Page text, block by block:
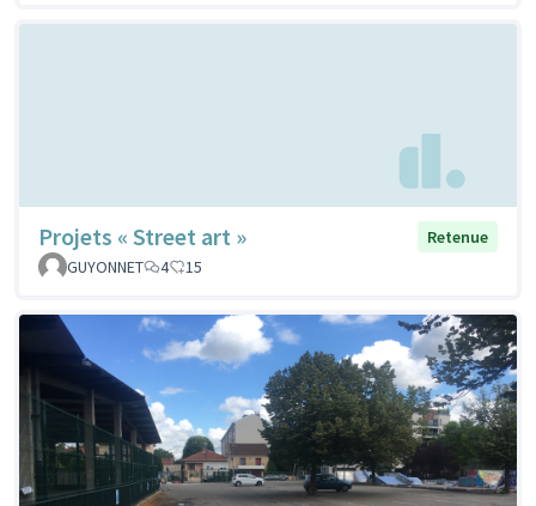
Projets « Street art »
Retenue
GUYONNET
4 15